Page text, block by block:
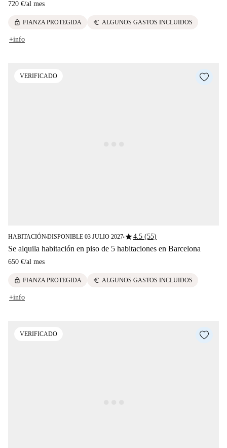
720 €/al mes
lock FIANZA PROTEGIDA euro ALGUNOS GASTOS INCLUIDOS
+info
VERIFICADO
HABITACIÓN■DISPONIBLE 03 JULIO 2027■star4.5 (55)
Se alquila habitación en piso de 5 habitaciones en Barcelona
650 €/al mes
lock FIANZA PROTEGIDA euro ALGUNOS GASTOS INCLUIDOS
+info
VERIFICADO